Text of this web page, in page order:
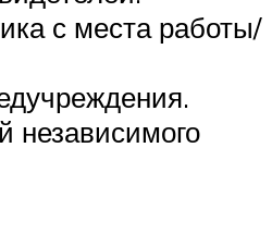
с места работы/
независимого